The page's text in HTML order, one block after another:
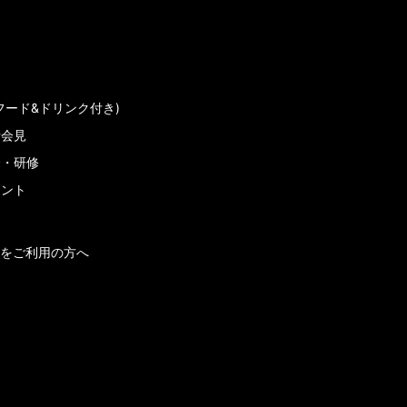
ード&ドリンク付き)
見
研修
ト
ご利用の方へ